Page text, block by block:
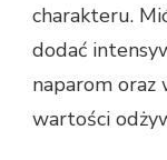
charakteru.
dodać
naparom oraz
wartości